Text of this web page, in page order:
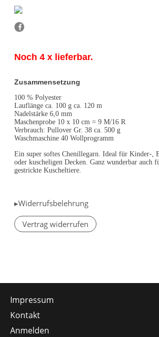
Noch 4 x lieferbar.
Zusammensetzung
100 % Polyester
Lauflänge ca. 100 g ca. 120 m
Nadelstärke 6,0 mm
Maschenprobe 10 x 10 cm = 9 M/16 R
Verbrauch: Pullover Gr. 38 ca. 500 g
Waschmaschine 40 Wollprogramm
Ein super softes Chenillegarn. Ideal für Kinder-,
oder kuscheligen Decken. Ganz wunderbar auch
gestrickte Kuscheltiere.
▸Widerrufsbelehrung
Vertrag widerrufen
Impressum
Kontakt
Anmelden